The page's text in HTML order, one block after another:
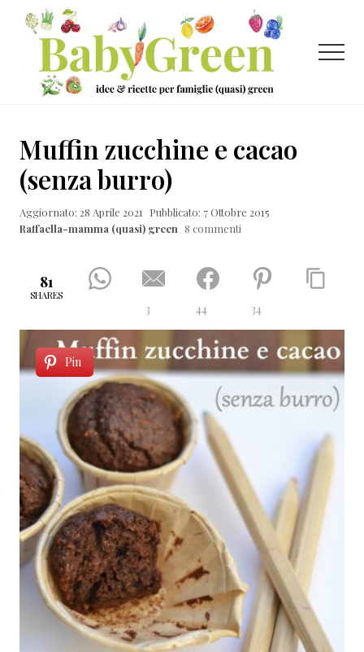
Menu
Passa
contenuto
principale
Passa
laterale
primaria
Passa
ricette
per
famiglie
Menu
Muffin zucchine e cacao
(senza burro)
Aggiornato: 28 Aprile 2021
Pubblicato: 7 Ottobre 2015
Raffaella-mamma (quasi) green 8 commenti
81
SHARES
3 44 34
Pin